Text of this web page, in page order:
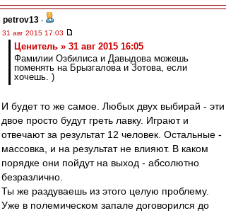
petrov13 -
31 авг 2015 17:03
Ценитель » 31 авг 2015 16:05
Фамилии Озбилиса и Давыдова можешь
поменять на Брызгалова и Зотова, если
хочешь. )
И будет то же самое. Любых двух выбирай - эти
двое просто будут греть лавку. Играют и
отвечают за результат 12 человек. Остальные -
массовка, и на результат не влияют. В каком
порядке они пойдут на выход - абсолютно
безразлично.
Ты же раздуваешь из этого целую проблему.
Уже в полемическом запале договорился до